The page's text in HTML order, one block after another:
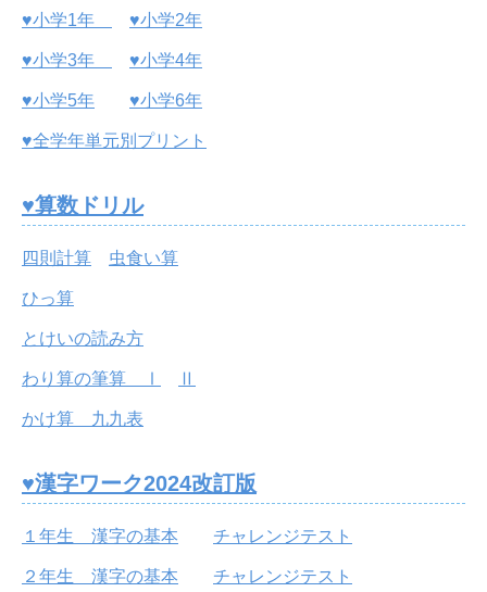
♥小学1年 ♥小学2年
♥小学3年 ♥小学4年
♥小学5年 ♥小学6年
♥全学年単元別プリント
♥算数ドリル
四則計算 虫食い算
ひっ算
とけいの読み方
わり算の筆算 Ⅰ Ⅱ
かけ算 九九表
♥漢字ワーク2024改訂版
１年生 漢字の基本 チャレンジテスト
２年生 漢字の基本 チャレンジテスト